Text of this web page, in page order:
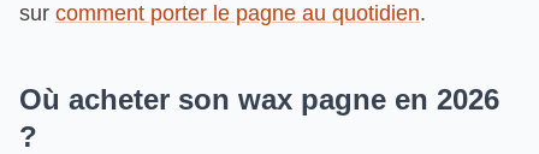
sur comment porter le pagne au quotidien.
Où acheter son wax pagne en 2026
?